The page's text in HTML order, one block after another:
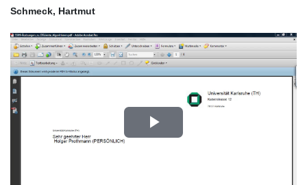
Schmeck, Hartmut
Play